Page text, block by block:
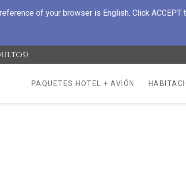
PAQUETES HOTEL + AVIÓN
of your browser is English. Click